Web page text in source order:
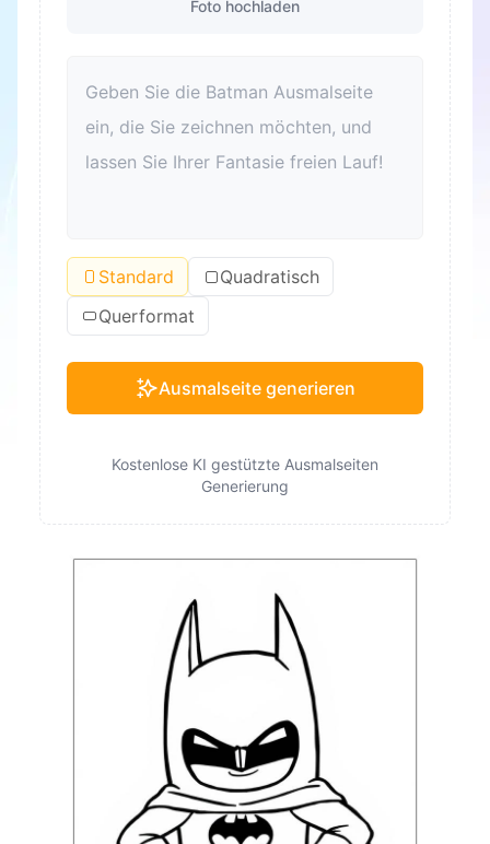
Foto hochladen
Standard
Quadratisch
Querformat
Ausmalseite generieren
Kostenlose KI gestützte Ausmalseiten
Generierung